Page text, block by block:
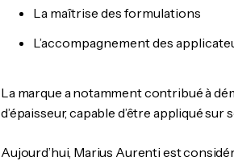
La maîtrise des formulations
L’accompagnement des
La marque a notamment contribué à
d’épaisseur, capable d’être appliqué
Aujourd’hui, Marius Aurenti est